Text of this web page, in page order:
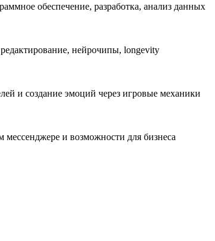
обеспечение, разработка, анализ данных
нейрочипы, longevity
и создание эмоций через игровые механики
и возможности для бизнеса